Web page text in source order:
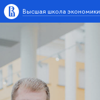
Высшая школа экономики